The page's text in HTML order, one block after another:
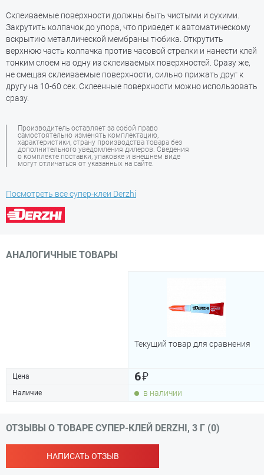
Склеиваемые поверхности должны быть чистыми и сухими.
Закрутить колпачок до упора, что приведет к автоматическому
вскрытию металлической мембраны тюбика. Открутить
верхнюю часть колпачка против часовой стрелки и нанести клей
тонким слоем на одну из склеиваемых поверхностей. Сразу же,
не смещая склеиваемые поверхности, сильно прижать друг к
другу на 10-60 сек. Склеенные поверхности можно использовать
сразу.
Производитель оставляет за собой право
самостоятельно изменять комплектацию,
характеристики, страну производства товара без
дополнительного уведомления дилеров. Сведения
о комплекте поставки, упаковке и внешнем виде
могут отличаться от указанных на сайте.
Посмотреть все супер-клеи Derzhi
АНАЛОГИЧНЫЕ ТОВАРЫ
Текущий товар для сравнения
Цена 6₽
Наличие в наличии
ОТЗЫВЫ О ТОВАРЕ СУПЕР-КЛЕЙ DERZHI, 3 Г (0)
НАПИСАТЬ ОТЗЫВ